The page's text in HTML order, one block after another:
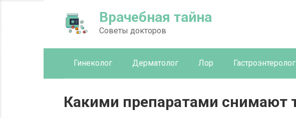
Врачебная тайна
Советы докторов
Гинеколог Дерматолог Лор Гастроэнтеролог
Какими препаратами снимают